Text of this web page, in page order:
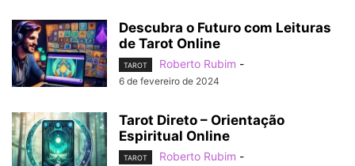
Descubra o Futuro com Leituras
de Tarot Online
TAROT Roberto Rubim -
6 de fevereiro de 2024
Tarot Direto – Orientação
Espiritual Online
TAROT Roberto Rubim -